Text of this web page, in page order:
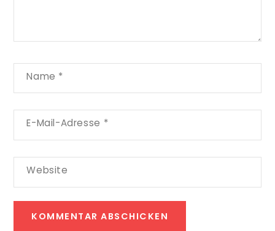
Name *
E-Mail-Adresse *
Website